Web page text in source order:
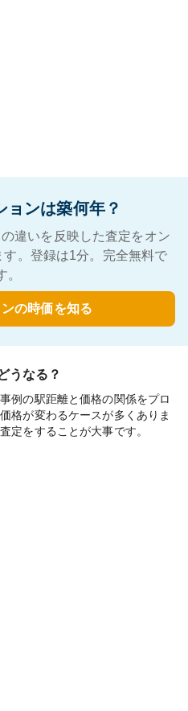
ョンは築何年？
違いを反映した査定をオン
。登録は1分。完全無料で
。
の時価を知る
うなる？
例の駅距離と価格の関係をプロ
格が変わるケースが多くありま
定をすることが大事です。